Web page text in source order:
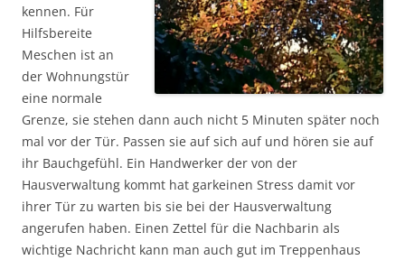
kennen. Für
Hilfsbereite
Meschen ist an
der Wohnungstür
eine normale
Grenze, sie stehen dann auch nicht 5 Minuten später noch
mal vor der Tür. Passen sie auf sich auf und hören sie auf
ihr Bauchgefühl. Ein Handwerker der von der
Hausverwaltung kommt hat garkeinen Stress damit vor
ihrer Tür zu warten bis sie bei der Hausverwaltung
angerufen haben. Einen Zettel für die Nachbarin als
wichtige Nachricht kann man auch gut im Treppenhaus